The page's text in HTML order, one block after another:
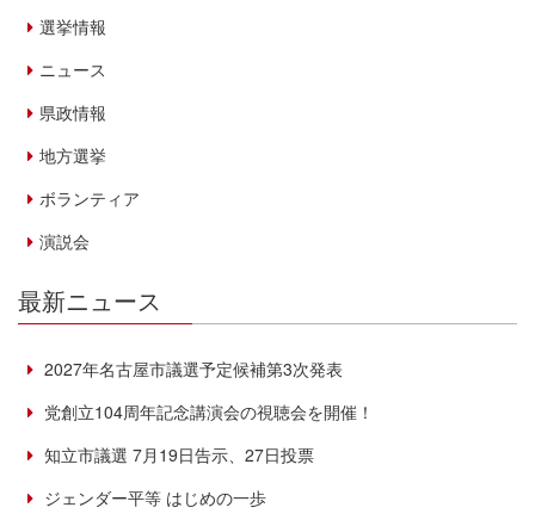
選挙情報
ニュース
県政情報
地方選挙
ボランティア
演説会
最新ニュース
2027年名古屋市議選予定候補第3次発表
党創立104周年記念講演会の視聴会を開催！
知立市議選 7月19日告示、27日投票
ジェンダー平等 はじめの一歩